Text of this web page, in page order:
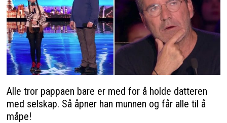
Alle tror pappaen bare er med for å holde datteren
med selskap. Så åpner han munnen og får alle til å
måpe!